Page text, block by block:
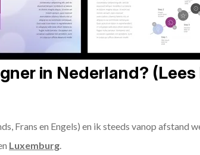
in Nederland?
Frans en Engels) en ik steeds vanop afstand
Luxemburg.